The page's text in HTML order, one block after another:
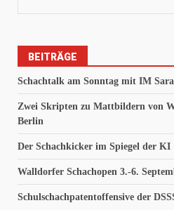
BEITRÄGE
Schachtalk am Sonntag mit IM
Zwei Skripten zu Mattbildern von
Berlin
Der Schachkicker im Spiegel der KI
Walldorfer Schachopen 3.-6.
Schulschachpatentoffensive der